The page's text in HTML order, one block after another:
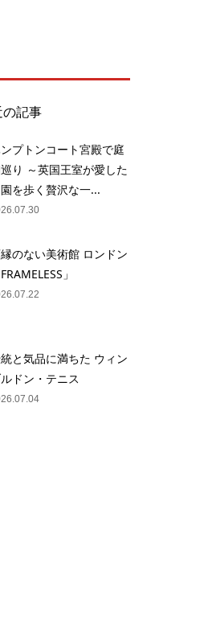
記事
プトンコート宮殿で庭
り ～英国王室が愛した
を歩く贅沢な一...
のない美術館 ロンドン
FRAMELESS」
と気品に満ちた ウィン
ドン・テニス